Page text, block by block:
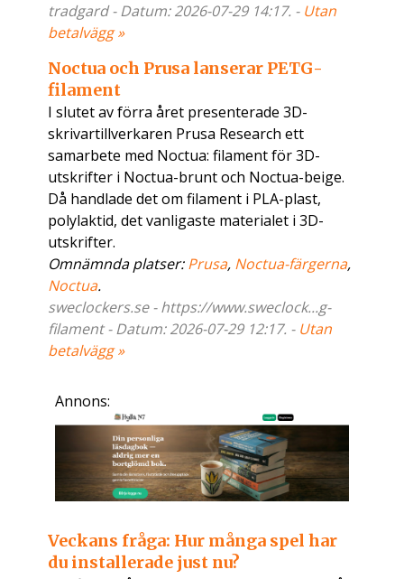
tradgard - Datum: 2026-07-29 14:17. - Utan
betalvägg »
Noctua och Prusa lanserar PETG-
filament
I slutet av förra året presenterade 3D-
skrivar­tillverkaren Prusa Research ett
samarbete med Noctua: filament för 3D-
utskrifter i Noctua-brunt och Noctua-beige.
Då handlade det om filament i PLA-plast,
polylaktid, det vanligaste materialet i 3D-
utskrifter.
Omnämnda platser:Prusa, Noctua-färgerna,
Noctua.
sweclockers.se - https://www.sweclock...g-
filament - Datum: 2026-07-29 12:17. - Utan
betalvägg »
Annons:
Veckans fråga: Hur många spel har
du installerade just nu?